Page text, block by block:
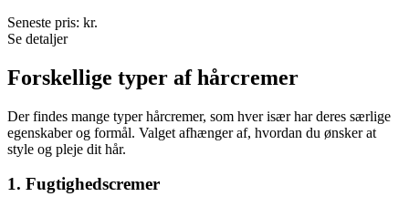
Seneste pris: kr.
Se detaljer
Forskellige typer af hårcremer
Der findes mange typer hårcremer, som hver især har deres særlige
egenskaber og formål. Valget afhænger af, hvordan du ønsker at
style og pleje dit hår.
1. Fugtighedscremer